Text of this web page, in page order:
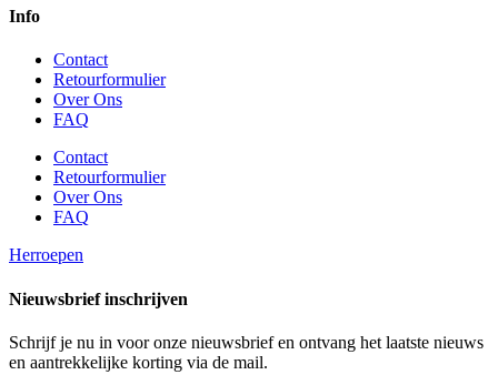
Info
Contact
Retourformulier
Over Ons
FAQ
Contact
Retourformulier
Over Ons
FAQ
Herroepen
Nieuwsbrief inschrijven
Schrijf je nu in voor onze nieuwsbrief en ontvang het laatste nieuws
en aantrekkelijke korting via de mail.